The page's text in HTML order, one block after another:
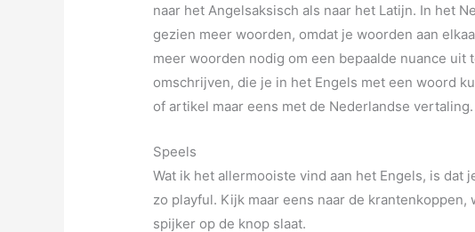
naar het Angelsaksisch als naar het Latijn. In het
gezien meer woorden, omdat je woorden aan
meer woorden nodig om een bepaalde nuance uit
omschrijven, die je in het Engels met een woord
of artikel maar eens met de Nederlandse vertaling.
Speels
Wat ik het allermooiste vind aan het Engels, is dat
zo playful. Kijk maar eens naar de
spijker op de knop slaat.